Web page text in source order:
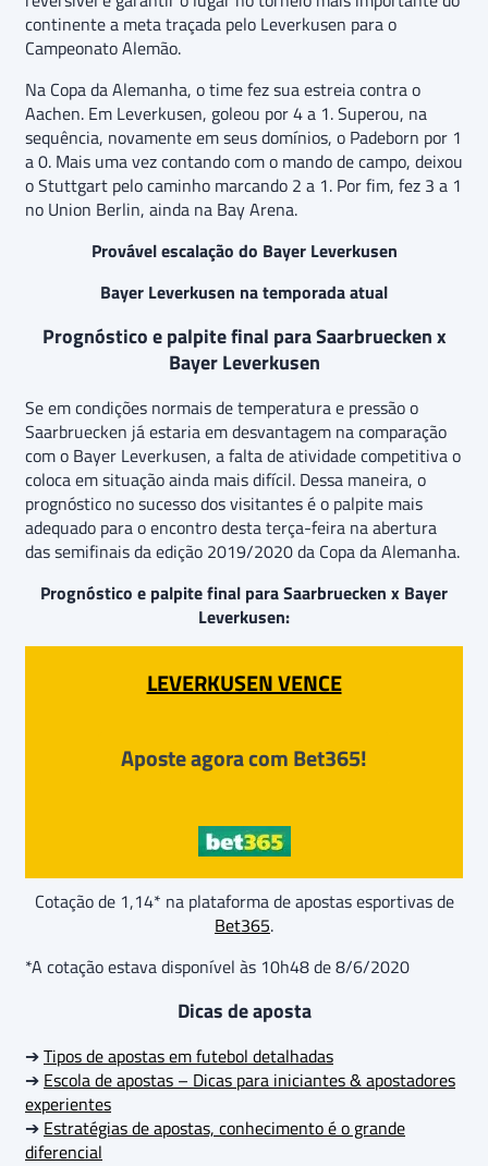
continente a meta traçada pelo Leverkusen para o
Campeonato Alemão.
Na Copa da Alemanha, o time fez sua estreia contra o
Aachen. Em Leverkusen, goleou por 4 a 1. Superou, na
sequência, novamente em seus domínios, o Padeborn por 1
a 0. Mais uma vez contando com o mando de campo, deixou
o Stuttgart pelo caminho marcando 2 a 1. Por fim, fez 3 a 1
no Union Berlin, ainda na Bay Arena.
Provável escalação do Bayer Leverkusen
Bayer Leverkusen na temporada atual
Prognóstico e palpite final para Saarbruecken x
Bayer Leverkusen
Se em condições normais de temperatura e pressão o
Saarbruecken já estaria em desvantagem na comparação
com o Bayer Leverkusen, a falta de atividade competitiva o
coloca em situação ainda mais difícil. Dessa maneira, o
prognóstico no sucesso dos visitantes é o palpite mais
adequado para o encontro desta terça-feira na abertura
das semifinais da edição 2019/2020 da Copa da Alemanha.
Prognóstico e palpite final para Saarbruecken x Bayer
Leverkusen:
LEVERKUSEN VENCE
Aposte agora com Bet365!
Cotação de 1,14* na plataforma de apostas esportivas de
Bet365.
*A cotação estava disponível às 10h48 de 8/6/2020
Dicas de aposta
➔Tipos de apostas em futebol detalhadas
➔ Escola de apostas – Dicas para iniciantes & apostadores
experientes
➔ Estratégias de apostas, conhecimento é o grande
diferencial